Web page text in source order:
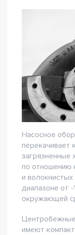
Насосное
перекачивает
загрязненные
по отношению
и
диапазоне от
окружающей
Центробежные
имеют